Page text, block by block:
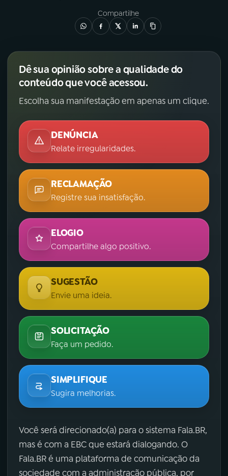
Compartilhe
Dê sua opinião sobre a qualidade do
conteúdo que você acessou.
Escolha sua manifestação em apenas um clique.
DENÚNCIA
Relate irregularidades.
RECLAMAÇÃO
Registre sua insatisfação.
ELOGIO
Compartilhe algo positivo.
SUGESTÃO
Envie uma ideia.
SOLICITAÇÃO
Faça um pedido.
SIMPLIFIQUE
Sugira melhorias.
Você será direcionado(a) para o sistema Fala.BR,
mas é com a EBC que estará dialogando. O
Fala.BR é uma plataforma de comunicação da
sociedade com a administração pública, por